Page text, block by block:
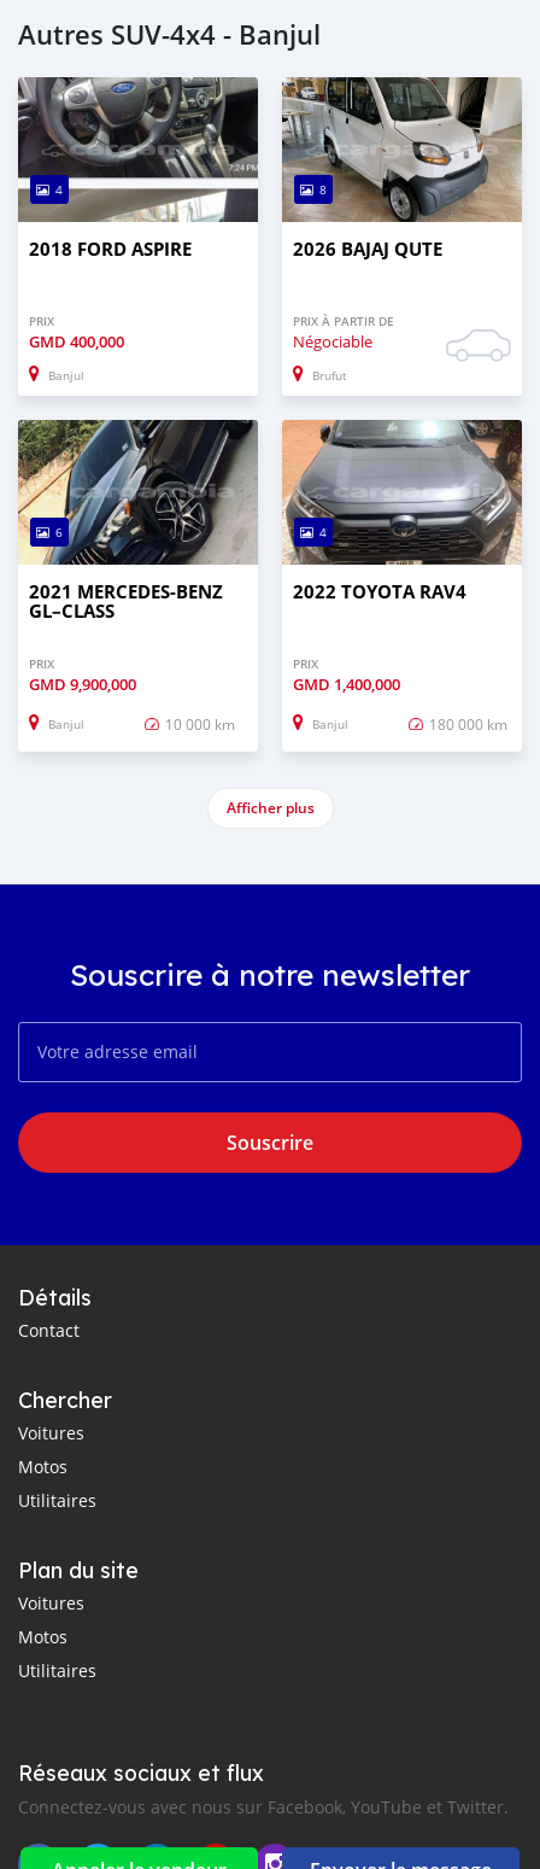
Autres SUV‒4x4 - Banjul
4
2018 FORD ASPIRE
PRIX
GMD 400,000
Banjul
8
2026 BAJAJ QUTE
PRIX À PARTIR DE
Négociable
Brufut
6
2021 MERCEDES‒BENZ
GL–CLASS
PRIX
GMD 9,900,000
Banjul 10 000 km
4
2022 TOYOTA RAV4
PRIX
GMD 1,400,000
Banjul 180 000 km
Afficher plus
Souscrire à notre newsletter
Souscrire
Détails
Contact
Chercher
Voitures
Motos
Utilitaires
Plan du site
Voitures
Motos
Utilitaires
Réseaux sociaux et flux
Connectez-vous avec nous sur Facebook, YouTube et Twitter.